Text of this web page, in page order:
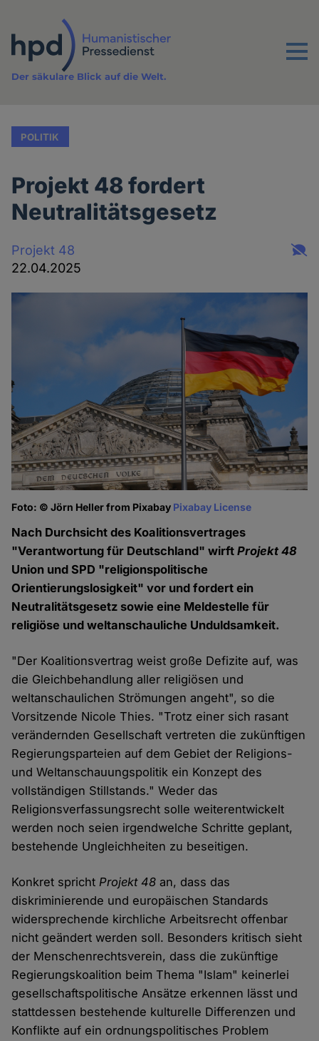
Inhalt
Menu
Der säkulare Blick auf die Welt.
POLITIK
Projekt 48 fordert
Neutralitätsgesetz
Projekt 48
22.04.2025
Foto: © Jörn Heller from Pixabay Pixabay License
Nach Durchsicht des Koalitionsvertrages
"Verantwortung für Deutschland" wirftProjekt 48
Union und SPD "religionspolitische
Orientierungslosigkeit" vor und fordert ein
Neutralitätsgesetz sowie eine Meldestelle für
religiöse und weltanschauliche Unduldsamkeit.
"Der Koalitionsvertrag weist große Defizite auf, was
die Gleichbehandlung aller religiösen und
weltanschaulichen Strömungen angeht", so die
Vorsitzende Nicole Thies. "Trotz einer sich rasant
verändernden Gesellschaft vertreten die zukünftigen
Regierungsparteien auf dem Gebiet der Religions-
und Weltanschauungspolitik ein Konzept des
vollständigen Stillstands." Weder das
Religionsverfassungsrecht solle weiterentwickelt
werden noch seien irgendwelche Schritte geplant,
bestehende Ungleichheiten zu beseitigen.
Konkret sprichtProjekt 48 an, dass das
diskriminierende und europäischen Standards
widersprechende kirchliche Arbeitsrecht offenbar
nicht geändert werden soll. Besonders kritisch sieht
der Menschenrechtsverein, dass die zukünftige
Regierungskoalition beim Thema "Islam" keinerlei
gesellschaftspolitische Ansätze erkennen lässt und
stattdessen bestehende kulturelle Differenzen und
Konflikte auf ein ordnungspolitisches Problem